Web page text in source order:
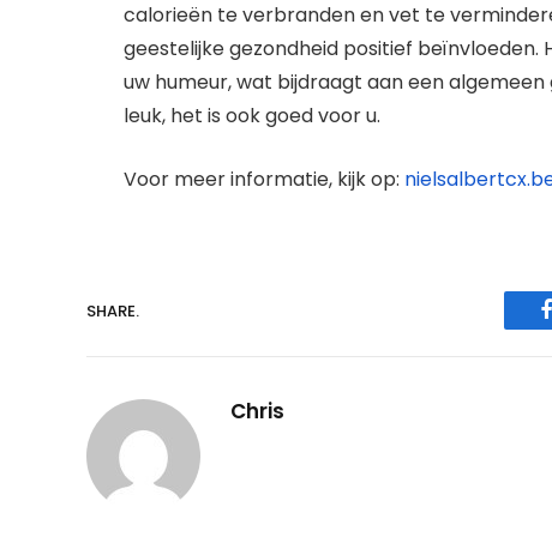
calorieën te verbranden en vet te
geestelijke gezondheid positief
uw humeur, wat bijdraagt aan een algemeen
leuk, het is ook goed voor u.
Voor meer informatie, kijk op:
SHARE.
Chris